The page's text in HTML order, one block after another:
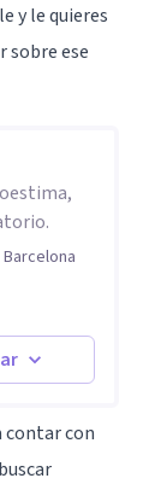
y le quieres
sobre ese
Barcelona
contar con